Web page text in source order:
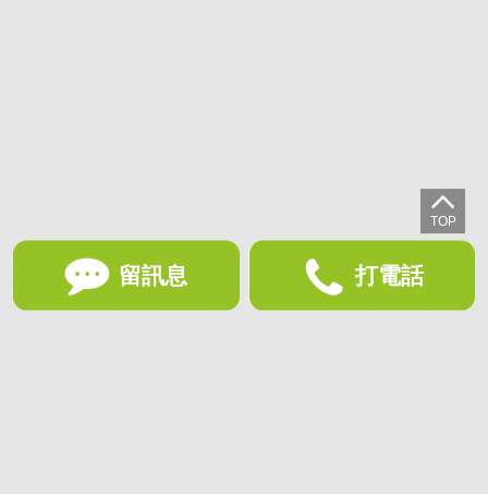
留訊息 打電話